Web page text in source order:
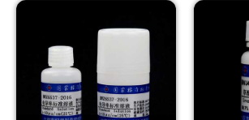
公司主页
购物车